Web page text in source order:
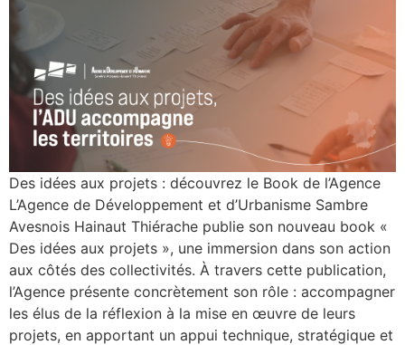
Des idées aux projets : découvrez le Book de l’Agence
L’Agence de Développement et d’Urbanisme Sambre
Avesnois Hainaut Thiérache publie son nouveau book «
Des idées aux projets », une immersion dans son action
aux côtés des collectivités. À travers cette publication,
l’Agence présente concrètement son rôle : accompagner
les élus de la réflexion à la mise en œuvre de leurs
projets, en apportant un appui technique, stratégique et